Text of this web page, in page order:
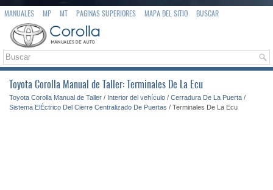
MANUALES MP MT PAGINAS SUPERIORES MAPA DEL SITIO BUSCAR
Toyota Corolla Manual de Taller: Terminales De La Ecu
Toyota Corolla Manual de Taller / Interior del vehículo / Cerradura De La Puerta /
Sistema ElÉctrico Del Cierre Centralizado De Puertas / Terminales De La Ecu